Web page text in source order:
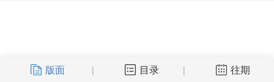
版面 | 目录 | 往期